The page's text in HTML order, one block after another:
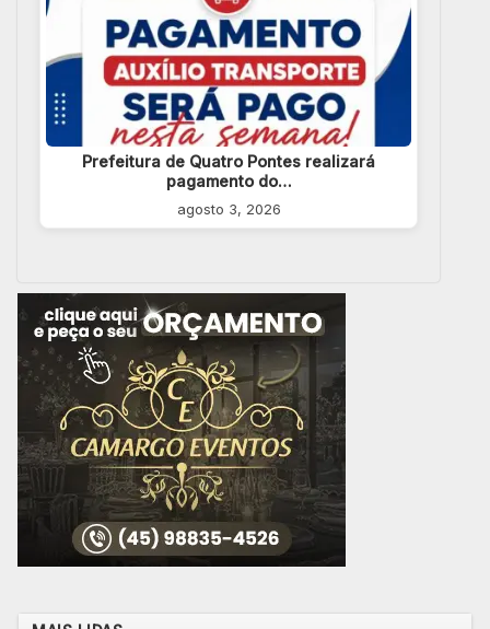
Prefeitura de Quatro Pontes realizará
pagamento do…
agosto 3, 2026